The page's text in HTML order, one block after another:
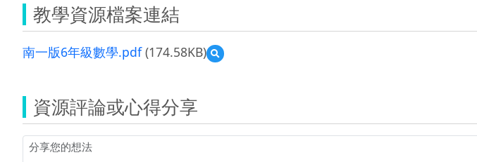
教學資源檔案連結
南一版6年級數學.pdf(174.58KB)
預
覽
年
資源評論或心得分享